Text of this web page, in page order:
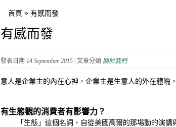
首頁 » 有感而發
有感而發
發表日期 14 September 2015 | 文章分類 關於我們
意人是企業主的內在心神，企業主是生意人的外在體魄
有生態觀的消費者有影響力？
「生態」這個名詞，自從美國高爾的那場動的演講